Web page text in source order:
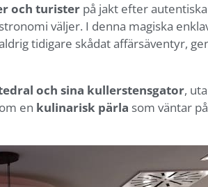
och turister på jakt efter
väljer. I denna magiska
tidigare skådat affärsäventyr,
och sina kullerstensgator,
en kulinarisk pärla som väntar